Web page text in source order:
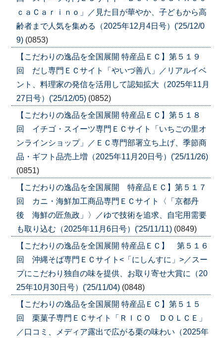
ｃａＣａｒｉｎｏ」／見た目が華やか、子どもから高
齢者まで人気を集める（2025年12月4日号）('25/12/0
9) (0853)
【こだわりの逸品を全国展開 特産品ＥＣ】第５１９
回 だし専門ＥＣサイト「やいづ善八」／リアルイベ
ント、料理家の発信を活用して認知拡大（2025年11月
27日号）('25/12/05) (0852)
【こだわりの逸品を全国展開 特産品ＥＣ】第５１８
回 イチゴ・スイーツ専門ＥＣサイト「いちごの里オ
ンラインショップ」／ＥＣ専門部署立ち上げ、季節商
品・ギフト品売上増（2025年11月20日号）('25/11/26)
(0851)
【こだわりの逸品を全国展開 特産品ＥＣ】第５１７
回 カニ・海鮮加工商品専門ＥＣサイト〈「京都丹
後 海鮮の匠魚政」〉／ゆで技術を追求、自宅用需要
も取り込む（2025年11月6日号）('25/11/11) (0849)
【こだわりの逸品を全国展開 特産品ＥＣ】 第５１６
回 沖縄そば専門ＥＣサイト<「にしんすに」>／スー
プにこだわり独自の味を提供、お取り寄せ大賞に（20
25年10月30日号）('25/11/04) (0848)
【こだわりの逸品を全国展開 特産品ＥＣ】第５１５
回 栗菓子専門ＥＣサイト「ＲＩＣＯ ＤＯＬＣＥ」
／口コミ、メディア露出で広がる栗の味わい（2025年